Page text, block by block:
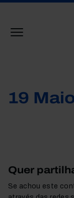
19
Quer
Se achou este